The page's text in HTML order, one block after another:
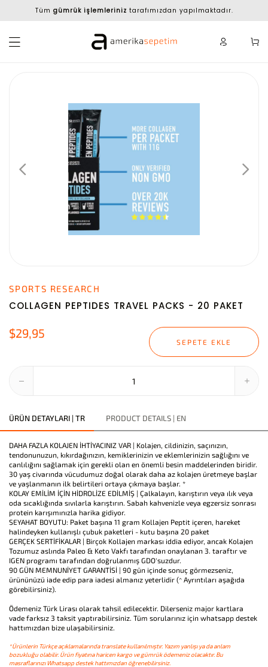
Tüm gümrük işlemleriniz tarafımızdan yapılmaktadır.
SPORTS RESEARCH
COLLAGEN PEPTIDES TRAVEL PACKS - 20 PAKET
$29,95
SEPETE EKLE
ÜRÜN DETAYLARI | TR PRODUCT DETAILS | EN
DAHA FAZLA KOLAJEN İHTİYACINIZ VAR | Kolajen, cildinizin, saçınızın,
tendonunuzun, kıkırdağınızın, kemiklerinizin ve eklemlerinizin sağlığını ve
canlılığını sağlamak için gerekli olan en önemli besin maddelerinden biridir.
30 yaş civarında vücudumuz doğal olarak daha az kolajen üretmeye başlar
ve yaşlanmanın ilk belirtileri ortaya çıkmaya başlar. *
KOLAY EMİLİM İÇİN HİDROLİZE EDİLMİŞ | Çalkalayın, karıştırın veya ılık veya
oda sıcaklığında sıvılarla karıştırın. Sabah kahvenizle veya egzersiz sonrası
protein karışımınızla harika gidiyor.
SEYAHAT BOYUTU: Paket başına 11 gram Kollajen Peptit içeren, hareket
halindeyken kullanışlı çubuk paketleri - kutu başına 20 paket
GERÇEK SERTİFİKALAR | Birçok Kollajen markası iddia ediyor, ancak Kolajen
Tozumuz aslında Paleo & Keto Vakfı tarafından onaylanan 3. taraftır ve
IGEN programı tarafından doğrulanmış GDO'suzdur.
90 GÜN MEMNUNİYET GARANTİSİ | 90 gün içinde sonuç görmezseniz,
ürününüzü iade edip para iadesi almanız yeterlidir (^ Ayrıntıları aşağıda
görebilirsiniz).
Ödemeniz Türk Lirası olarak tahsil edilecektir. Dilerseniz major kartlara
vade farksız 3 taksit yaptırabilirsiniz. Tüm sorularınız için whatsapp destek
hattımızdan bize ulaşabilirsiniz.
*Ürünlerin Türkçe açıklamalarında translate kullanılmıştır. Yazım yanlışı ya da anlam
bozukluğu olabilir. Ürün fiyatına haricen kargo ve gümrük ödemeniz olacaktır. Bu
masraflarınızı Whatsapp destek hattımızdan öğrenebilirsiniz.